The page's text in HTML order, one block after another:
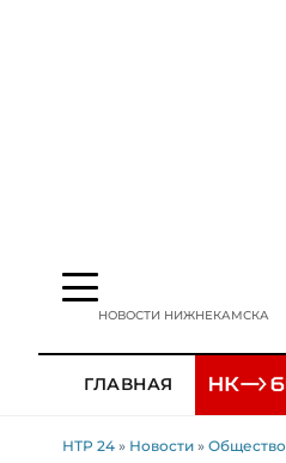
НОВОСТИ НИЖНЕКАМСКА
ГЛАВНАЯ
НТР 24 » Новости » Общество